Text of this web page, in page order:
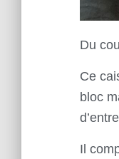
Du
Ce
bloc
Il